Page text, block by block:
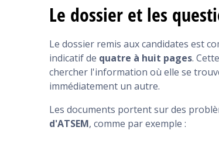
Le dossier et les
Le dossier remis aux candidates est
indicatif de quatre à huit pages.
chercher l'information où elle se
immédiatement un autre.
Les documents portent sur des
d'ATSEM, comme par exemple :